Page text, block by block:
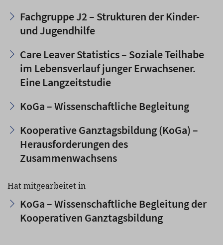
Fachgruppe J2 – Strukturen der Kinder-
und Jugendhilfe
Care Leaver Statistics – Soziale Teilhabe
im Lebensverlauf junger Erwachsener.
Eine Langzeitstudie
KoGa – Wissenschaftliche Begleitung
Kooperative Ganztagsbildung (KoGa) –
Herausforderungen des
Zusammenwachsens
Hat mitgearbeitet in
KoGa – Wissenschaftliche Begleitung der
Kooperativen Ganztagsbildung